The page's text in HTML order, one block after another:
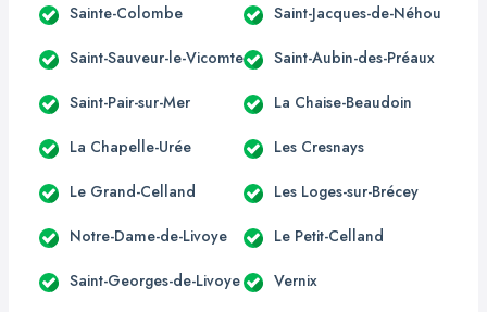
Sainte-Colombe Saint-Jacques-de-Néhou
Saint-Sauveur-le-Vicomte Saint-Aubin-des-Préaux
Saint-Pair-sur-Mer La Chaise-Beaudoin
La Chapelle-Urée Les Cresnays
Le Grand-Celland Les Loges-sur-Brécey
Notre-Dame-de-Livoye Le Petit-Celland
Saint-Georges-de-Livoye Vernix